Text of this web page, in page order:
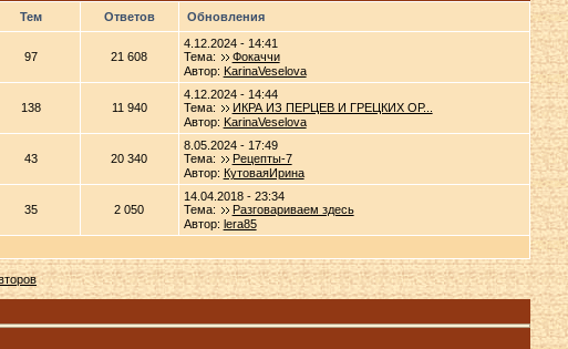
Тем Ответов Обновления
97 21 608
4.12.2024 - 14:41
Тема:
Фокаччи
Автор: KarinaVeselova
138 11 940
4.12.2024 - 14:44
Тема:
ИКРА ИЗ ПЕРЦЕВ И ГРЕЦКИХ ОР...
Автор: KarinaVeselova
43 20 340
8.05.2024 - 17:49
Тема:
Рецепты-7
Автор: КутоваяИрина
35 2 050
14.04.2018 - 23:34
Тема:
Разговариваем здесь
Автор: lera85